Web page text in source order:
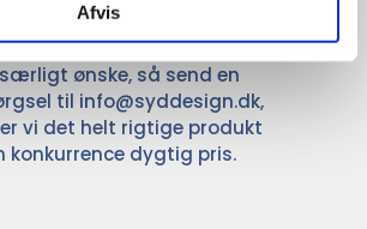
Afvis
er langt større, så har I en
konkret produkt, eller et
ønske, så send en
til info@syddesign.dk,
vi det helt rigtige produkt
konkurrence dygtig pris.